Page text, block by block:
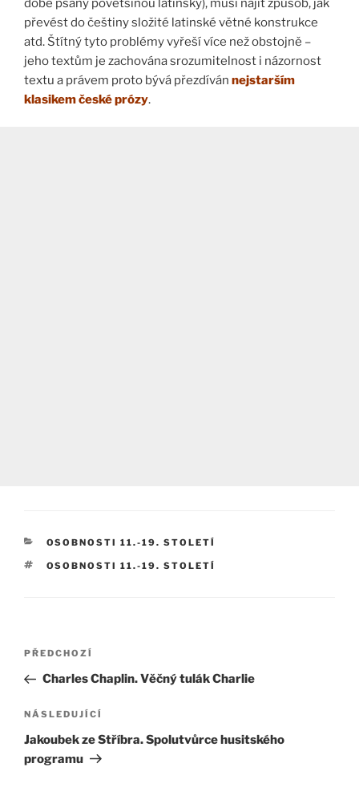
době psány povětšinou latinsky), musí najít způsob, jak
převést do češtiny složité latinské větné konstrukce
atd. Štítný tyto problémy vyřeší více než obstojně –
jeho textům je zachována srozumitelnost i názornost
textu a právem proto bývá přezdíván nejstarším
klasikem české prózy.
RUBRIKY
OSOBNOSTI 11.-19. STOLETÍ
ŠTÍTKY
OSOBNOSTI 11.-19. STOLETÍ
Navigace
příspěvek
Předchozí
příspěvek
PŘEDCHOZÍ
Charles Chaplin. Věčný tulák Charlie
Následující
příspěvek
NÁSLEDUJÍCÍ
Jakoubek ze Stříbra. Spolutvůrce husitského
programu